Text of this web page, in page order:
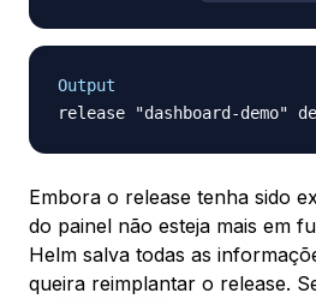
Output
Embora o release tenha sido
do painel não esteja mais em
Helm salva todas as
queira reimplantar o release.